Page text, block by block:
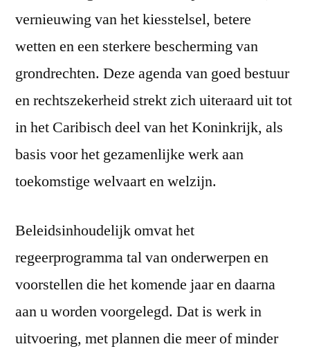
vernieuwing van het kiesstelsel, betere
wetten en een sterkere bescherming van
grondrechten. Deze agenda van goed bestuur
en rechtszekerheid strekt zich uiteraard uit tot
in het Caribisch deel van het Koninkrijk, als
basis voor het gezamenlijke werk aan
toekomstige welvaart en welzijn.
Beleidsinhoudelijk omvat het
regeerprogramma tal van onderwerpen en
voorstellen die het komende jaar en daarna
aan u worden voorgelegd. Dat is werk in
uitvoering, met plannen die meer of minder